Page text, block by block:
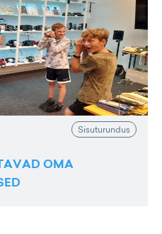
Sisuturundus
OMA